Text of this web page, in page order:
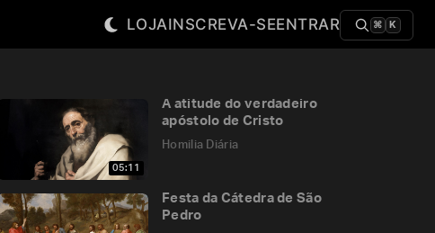
LOJAINSCREVA-SEENTRAR ⌘ K
05:11
A atitude do verdadeiro
apóstolo de Cristo
Homilia Diária
Festa da Cátedra de São
Pedro